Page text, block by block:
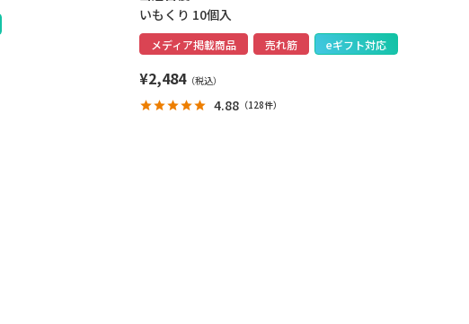
いもくり 10個入
メディア掲載商品 売れ筋 eギフト対応
¥2,484
4.88（128件）